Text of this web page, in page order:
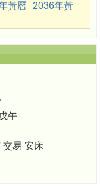
黃曆
2036年黃
午
交易 安床